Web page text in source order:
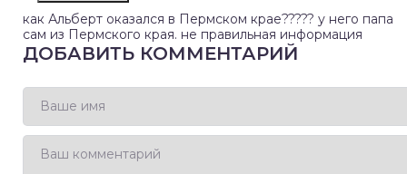
как Альберт оказался в Пермском крае????? у него папа
сам из Пермского края. не правильная информация
ДОБАВИТЬ КОММЕНТАРИЙ